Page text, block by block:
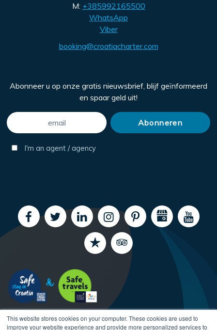
This website stores cookies on your computer. These cookies are used to
improve your website experience and provide more personalized services to
M: +385992165500
WhatsApp
Viber
booking@croatiacharter.com
Abonneer u op onze gratis nieuwsbrief, blijf geïnformeerd
en spaar geld uit!
I'm an agent / agency